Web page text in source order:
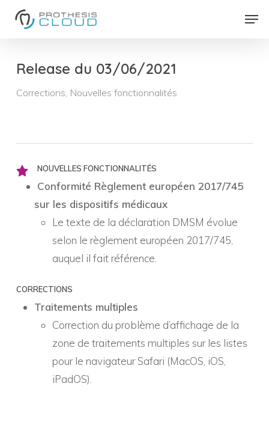
contentRelease du 03/06/2021
Corrections, Nouvelles fonctionnalités
NOUVELLES FONCTIONNALITÉS
Conformité Règlement européen 2017/745
sur les dispositifs médicaux
Le texte de la déclaration DMSM évolue
selon le règlement européen 2017/745,
auquel il fait référence.
CORRECTIONS
Traitements multiples
Correction du problème d’affichage de la
zone de traitements multiples sur les listes
pour le navigateur Safari (MacOS, iOS,
iPadOS).